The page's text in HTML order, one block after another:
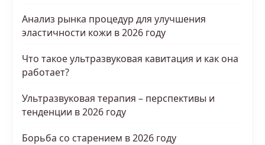
Анализ рынка процедур для улучшения
эластичности кожи в 2026 году
Что такое ультразвуковая кавитация и как она
работает?
Ультразвуковая терапия – перспективы и
тенденции в 2026 году
Борьба со старением в 2026 году